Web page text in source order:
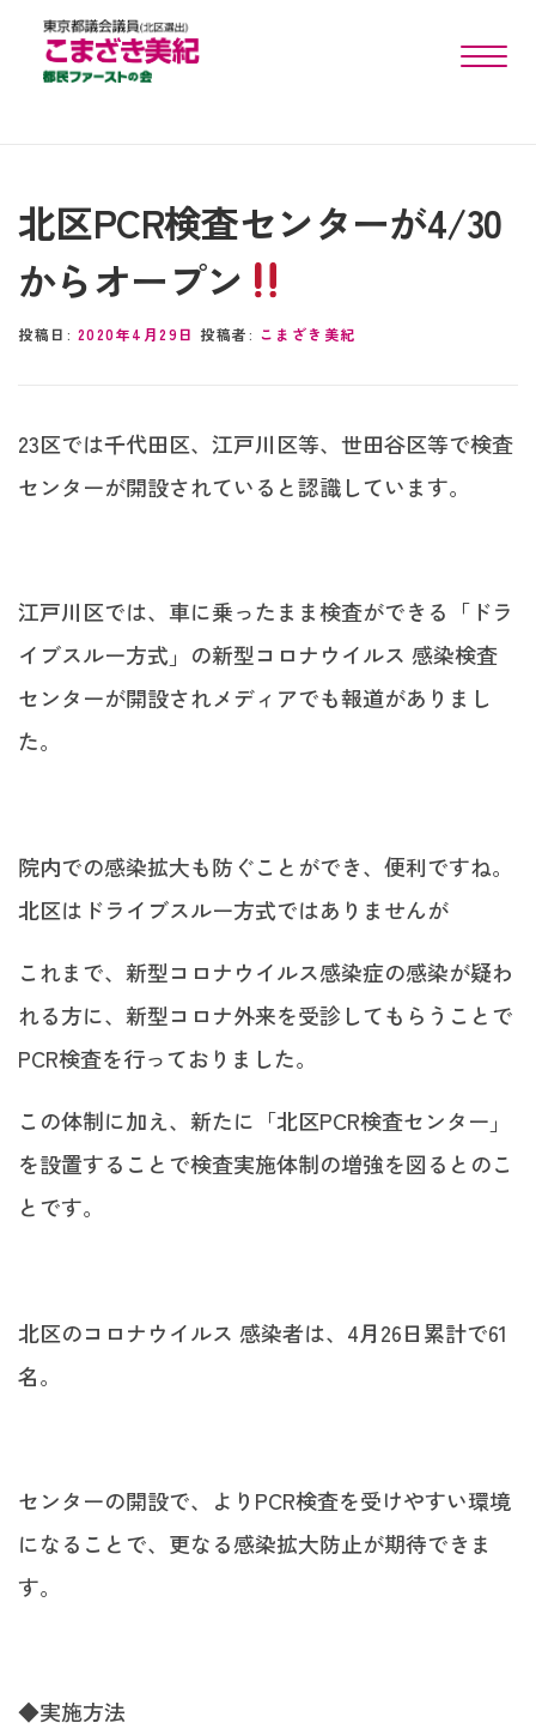
toggle
北区PCR検査センターが4/30
からオープン
投稿日: 2020年4月29日 投稿者: こまざき美紀
23区では千代田区、江戸川区等、世田谷区等で検査
センターが開設されていると認識しています。
江戸川区では、車に乗ったまま検査ができる「ドラ
イブスルー方式」の新型コロナウイルス 感染検査
センターが開設されメディアでも報道がありまし
た。
院内での感染拡大も防ぐことができ、便利ですね。
北区はドライブスルー方式ではありませんが
これまで、新型コロナウイルス感染症の感染が疑わ
れる方に、新型コロナ外来を受診してもらうことで
PCR検査を行っておりました。
この体制に加え、新たに「北区PCR検査センター」
を設置することで検査実施体制の増強を図るとのこ
とです。
北区のコロナウイルス 感染者は、4月26日累計で61
名。
センターの開設で、よりPCR検査を受けやすい環境
になることで、更なる感染拡大防止が期待できま
す。
◆実施方法